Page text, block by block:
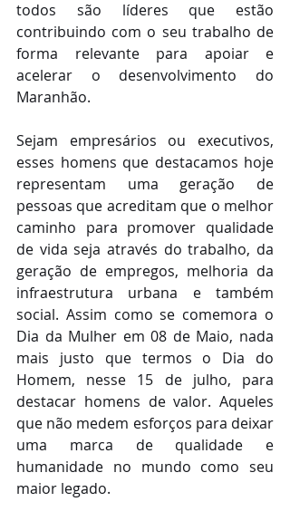
todos são líderes que estão
contribuindo com o seu trabalho de
forma relevante para apoiar e
acelerar o desenvolvimento do
Maranhão.
Sejam empresários ou executivos,
esses homens que destacamos hoje
representam uma geração de
pessoas que acreditam que o melhor
caminho para promover qualidade
de vida seja através do trabalho, da
geração de empregos, melhoria da
infraestrutura urbana e também
social. Assim como se comemora o
Dia da Mulher em 08 de Maio, nada
mais justo que termos o Dia do
Homem, nesse 15 de julho, para
destacar homens de valor. Aqueles
que não medem esforços para deixar
uma marca de qualidade e
humanidade no mundo como seu
maior legado.